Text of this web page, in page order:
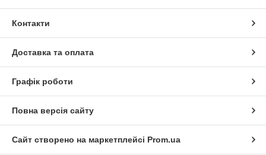
Контакти
Доставка та оплата
Графік роботи
Повна версія сайту
Сайт створено на маркетплейсі Prom.ua